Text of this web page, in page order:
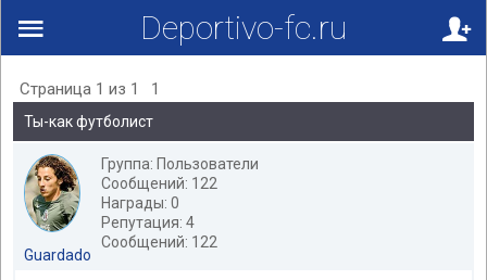
Deportivo-fc.ru
Страница 1 из 1 1
Ты-как футболист
Guardado
Группа: Пользователи
Сообщений: 122
Награды: 0
Репутация: 4
Сообщений: 122